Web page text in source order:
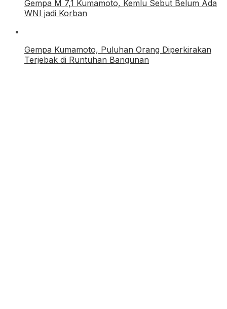
Gempa M 7,1 Kumamoto, Kemlu Sebut Belum Ada
WNI jadi Korban
Gempa Kumamoto, Puluhan Orang Diperkirakan
Terjebak di Runtuhan Bangunan